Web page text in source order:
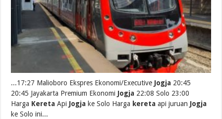
...17:27 Malioboro Ekspres Ekonomi/Executive Jogja 20:45
20:45 Jayakarta Premium Ekonomi Jogja 22:08 Solo 23:00
Harga Kereta Api Jogja ke Solo Harga kereta api juruan Jogja
ke Solo ini...